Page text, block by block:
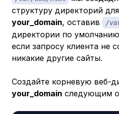
структуру директорий
your_domain, оставив /
директории по
если запросу клиента не
никакие другие сайты.
Создайте корневую веб-
your_domain следующим